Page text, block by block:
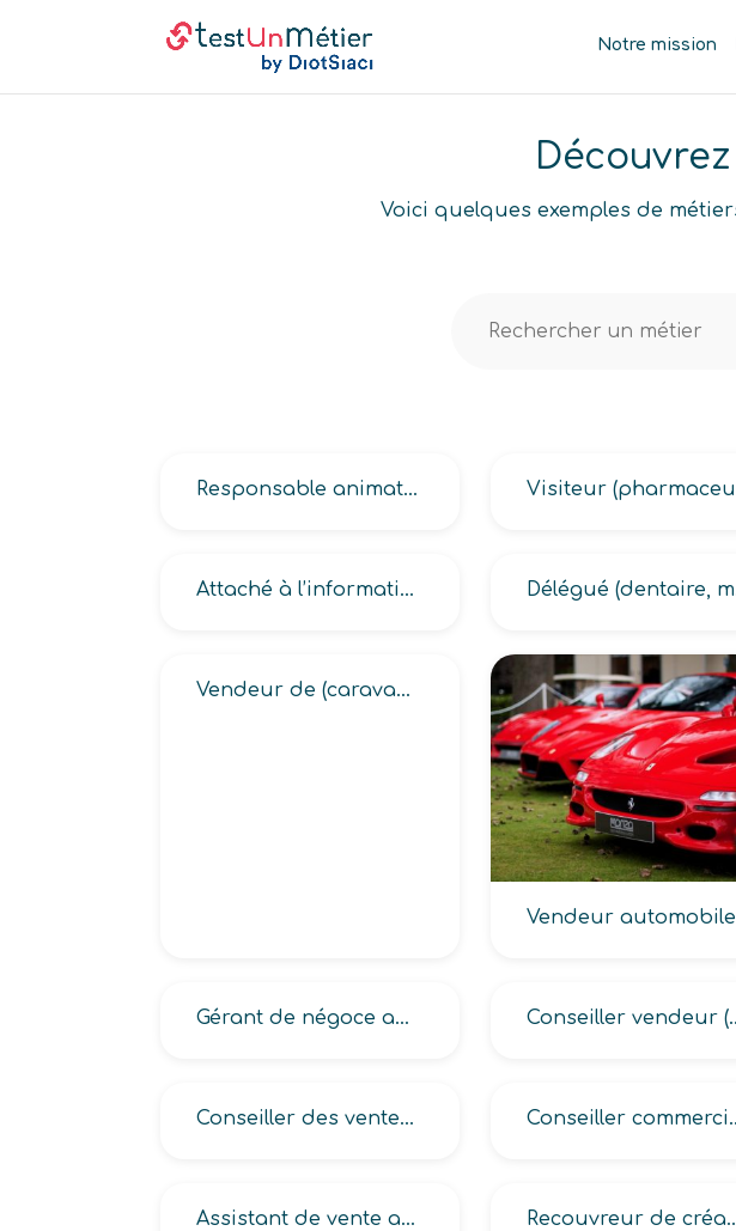
Notre mission
Voici quelques exemples de
Responsable animateur (des forces de vente, des ventes)
Attaché à l’information médicale
Vendeur de (caravanes, camping car, motocycles, véhicules neufs)
Vendeur automobile
Gérant de négoce automobile Conseiller vendeur (d’autocars,
Conseiller des ventes automobiles Conseiller commercial en
Assistant de vente automobile